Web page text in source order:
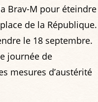
Brav-M pour éteindre
de la République.
le 18 septembre.
journée de
mesures d’austérité